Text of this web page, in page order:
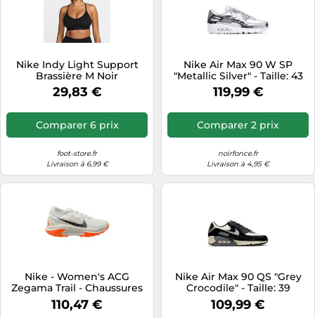
Nike Indy Light Support
Brassière M Noir
29,83 €
Comparer 6 prix
foot-store.fr
Livraison à 6,99 €
Nike Air Max 90 W SP
"Metallic Silver" - Taille: 43
grey
119,99 €
Comparer 2 prix
noirfonce.fr
Livraison à 4,95 €
Nike - Women's ACG
Zegama Trail - Chaussures
de trail - EU 41 - summit
white / black / phantom /
110,47 €
Nike Air Max 90 QS "Grey
Crocodile" - Taille: 39
109,99 €